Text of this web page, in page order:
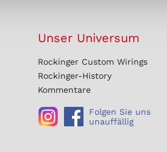
Unser Universum
Rockinger Custom Wirings
Rockinger-History
Kommentare
Folgen Sie uns
unauffällig